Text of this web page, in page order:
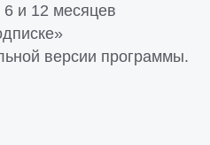
6 и 12 месяцев
версии программы.